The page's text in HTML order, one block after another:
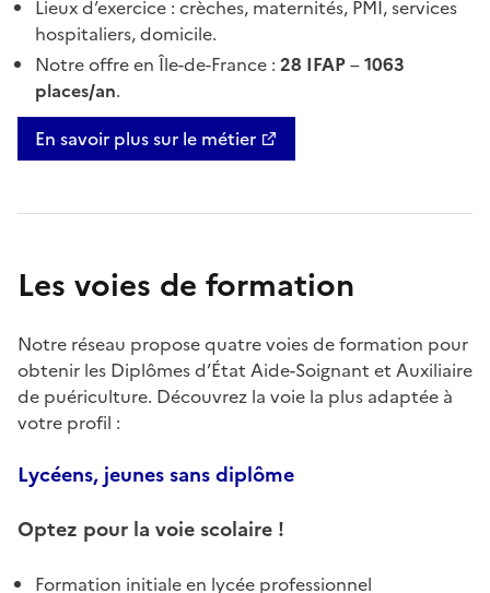
Lieux d’exercice : crèches, maternités, PMI, services
hospitaliers, domicile.
Notre offre en Île-de-France : 28 IFAP–1063
places/an.
En savoir plus sur le métier
Les voies de formation
Notre réseau propose quatre voies de formation pour
obtenir les Diplômes d’État Aide-Soignant et Auxiliaire
de puériculture. Découvrez la voie la plus adaptée à
votre profil :
Lycéens, jeunes sans diplôme
Optez pour la voie scolaire !
Formation initiale en lycée professionnel